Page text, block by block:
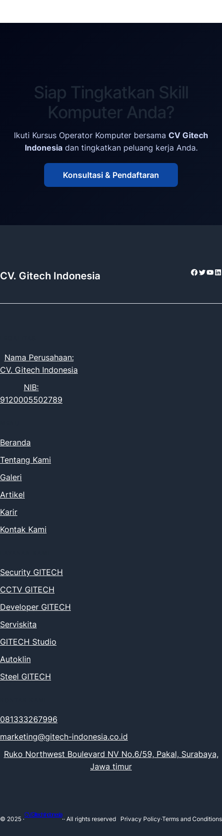
Siap Tingkatkan Skill
Komputer Anda?
Ikuti Kursus Operator Komputer bersama CV Gitech
Indonesiadan tingkatkan peluang kerja Anda.
Konsultasi & Pendaftaran
CV. Gitech Indonesia
Nama Perusahaan:
CV. Gitech Indonesia
NIB:
9120005502789
Beranda
Tentang Kami
Galeri
Artikel
Karir
Kontak Kami
Security GITECH
CCTV GITECH
Developer GITECH
Serviskita
GITECH Studio
Autoklin
Steel GITECH
081333267996
marketing@gitech-indonesia.co.id
Ruko Northwest Boulevard NV No.6/59, Pakal, Surabaya,
Jawa timur
© 2025 ·
CV. Gitech Indonesia
·· All rights reserved Privacy Policy·Terms and Conditions